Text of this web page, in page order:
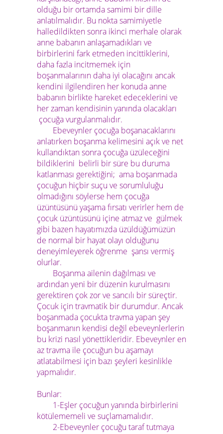
olduğu bir ortamda samimi bir dille
anlatılmalıdır. Bu nokta samimiyetle
halledildikten sonra ikinci merhale olarak
anne babanın anlaşamadıkları ve
birbirlerini fark etmeden incittiklerini,
daha fazla incitmemek için
boşanmalarının daha iyi olacağını ancak
kendini ilgilendiren her konuda anne
babanın birlikte hareket edeceklerini ve
her zaman kendisinin yanında olacakları
çocuğa vurgulanmalıdır.
Ebeveynler çocuğa boşanacaklarını
anlatırken boşanma kelimesini açık ve net
kullandıktan sonra çocuğa üzüleceğini
bildiklerini belirli bir süre bu duruma
katlanması gerektiğini; ama boşanmada
çocuğun hiçbir suçu ve sorumluluğu
olmadığını söylerse hem çocuğa
üzüntüsünü yaşama fırsatı verirler hem de
çocuk üzüntüsünü içine atmaz ve gülmek
gibi bazen hayatımızda üzüldüğümüzün
de normal bir hayat olayı olduğunu
deneyimleyerek öğrenme şansı vermiş
olurlar.
Boşanma ailenin dağılması ve
ardından yeni bir düzenin kurulmasını
gerektiren çok zor ve sancılı bir süreçtir.
Çocuk için travmatik bir durumdur. Ancak
boşanmada çocukta travma yapan şey
boşanmanın kendisi değil ebeveynlerlerin
bu krizi nasıl yönettikleridir. Ebeveynler en
az travma ile çocuğun bu aşamayı
atlatabilmesi için bazı şeyleri kesinlikle
yapmalıdır.
Bunlar:
1-Eşler çocuğun yanında birbirlerini
kötülememeli ve suçlamamalıdır.
2-Ebeveynler çocuğu taraf tutmaya